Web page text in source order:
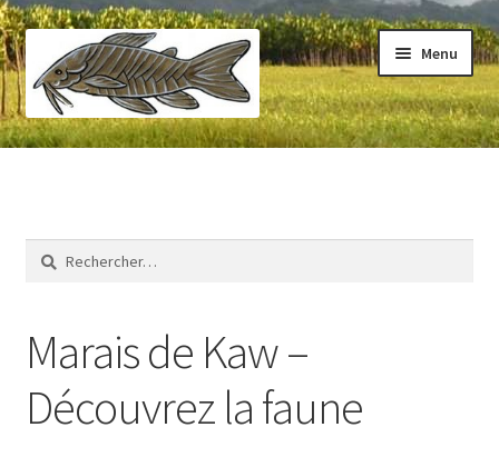
Aller
à
la
navigation
Aller
au
contenu
Menu
Accueil
Faune
Rechercher :
Marais de Kaw –
Découvrez la faune